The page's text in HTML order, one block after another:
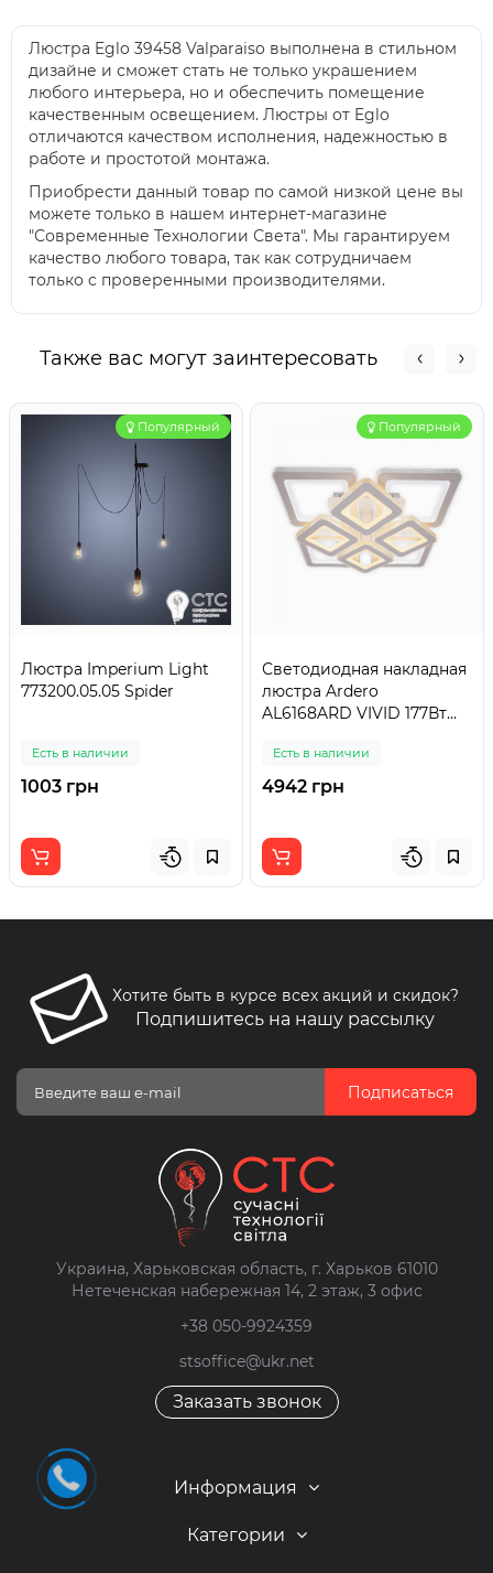
Люстра Eglo 39458 Valparaiso выполнена в стильном
дизайне и сможет стать не только украшением
любого интерьера, но и обеспечить помещение
качественным освещением. Люстры от Eglo
отличаются качеством исполнения, надежностью в
работе и простотой монтажа.
Приобрести данный товар по самой низкой цене вы
можете только в нашем интернет-магазине
"Современные Технологии Света". Мы гарантируем
качество любого товара, так как сотрудничаем
только с проверенными производителями.
Также вас могут заинтересовать
Популярный
Люстра Imperium Light
773200.05.05 Spider
Есть в наличии
1003 грн
Популярный
Светодиодная накладная
люстра Ardero
AL6168ARD VIVID 177Вт
Есть в наличии
4942 грн
Хотите быть в курсе всех акций и скидок?
Подпишитесь на нашу рассылку
Подписаться
Украина, Харьковская область, г. Харьков 61010
Нетеченская набережная 14, 2 этаж, 3 офис
+38 050-9924359
stsoffice@ukr.net
Заказать звонок
Информация
Категории